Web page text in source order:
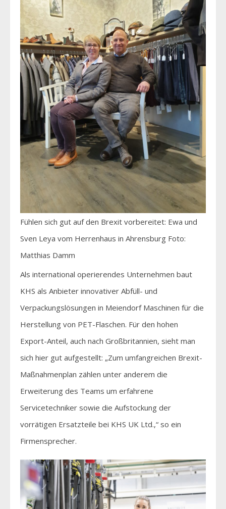
Fühlen sich gut auf den Brexit vorbereitet: Ewa und
Sven Leya vom Herrenhaus in Ahrensburg Foto:
Matthias Damm
Als international operierendes Unternehmen baut
KHS als Anbieter innovativer Abfüll- und
Verpackungslösungen in Meiendorf Maschinen für die
Herstellung von PET-Flaschen. Für den hohen
Export-Anteil, auch nach Großbritannien, sieht man
sich hier gut aufgestellt: „Zum umfangreichen Brexit-
Maßnahmenplan zählen unter anderem die
Erweiterung des Teams um erfahrene
Servicetechniker sowie die Aufstockung der
vorrätigen Ersatzteile bei KHS UK Ltd.,“ so ein
Firmensprecher.